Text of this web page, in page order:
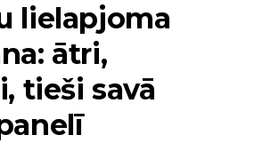
lielapjoma
ātri,
tieši savā